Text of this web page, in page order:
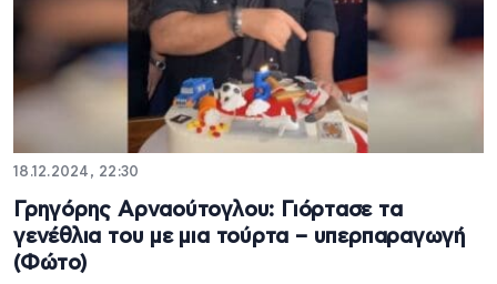
18.12.2024, 22:30
Γρηγόρης Αρναούτογλου: Γιόρτασε τα
γενέθλια του με μια τούρτα – υπερπαραγωγή
(Φώτο)